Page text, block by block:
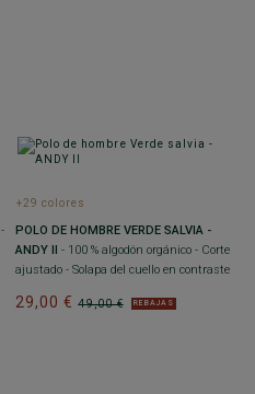
-
+29 colores
POLO DE HOMBRE VERDE SALVIA -
ANDY II
- 100 % algodón orgánico - Corte
ajustado - Solapa del cuello en contraste
49,00 €
29,00 € REBAJAS